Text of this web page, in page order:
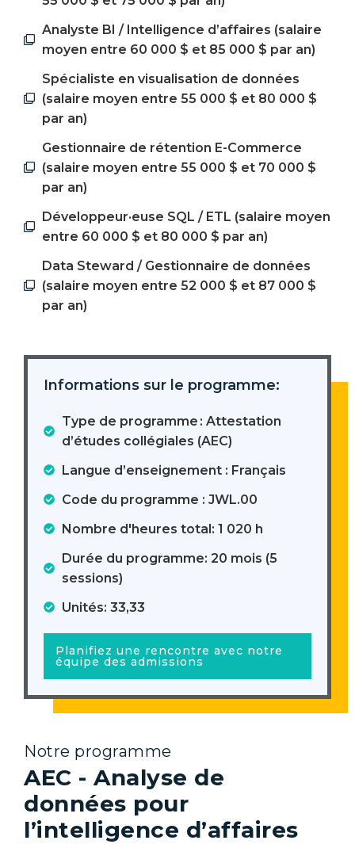
Analyste BI / Intelligence d’affaires (salaire
moyen entre 60 000 $ et 85 000 $ par an)
Spécialiste en visualisation de données
(salaire moyen entre 55 000 $ et 80 000 $
par an)
Gestionnaire de rétention E-Commerce
(salaire moyen entre 55 000 $ et 70 000 $
par an)
Développeur·euse SQL / ETL (salaire moyen
entre 60 000 $ et 80 000 $ par an)
Data Steward / Gestionnaire de données
(salaire moyen entre 52 000 $ et 87 000 $
par an)
Notre programme
AEC - Analyse de
données pour
l’intelligence d’affaires
Informations sur le programme:
Type de programme : Attestation
d’études collégiales (AEC)
Langue d’enseignement : Français
Code du programme : JWL.00
Nombre d'heures total: 1 020 h
Durée du programme: 20 mois (5
sessions)
Unités: 33,33
Planifiez une rencontre avec notre
équipe des admissions